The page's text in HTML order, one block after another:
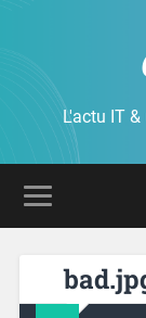
L'actu IT